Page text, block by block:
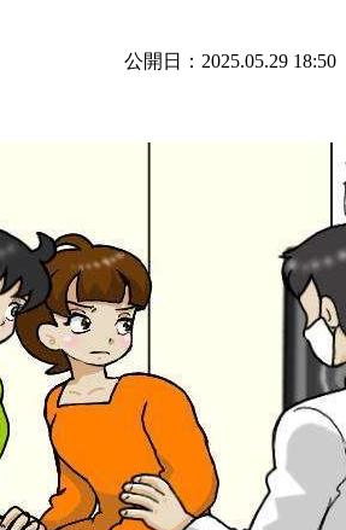
公開日：2025.05.29 18:50